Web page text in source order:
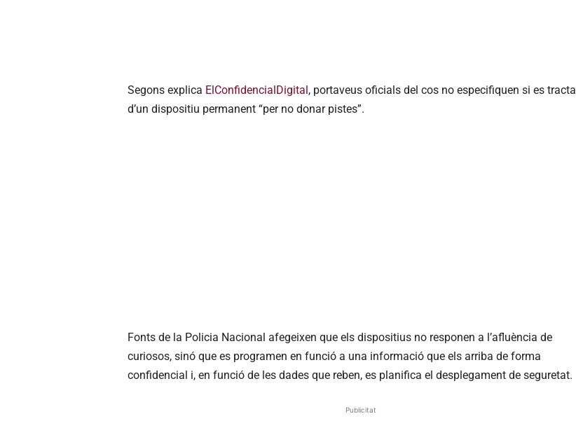
Segons explica ElConfidencialDigital, portaveus oficials del cos no especifiquen si es tracta
d’un dispositiu permanent “per no donar pistes”.
Fonts de la Policia Nacional afegeixen que els dispositius no responen a l’afluència de
curiosos, sinó que es programen en funció a una informació que els arriba de forma
confidencial i, en funció de les dades que reben, es planifica el desplegament de seguretat.
Publicitat